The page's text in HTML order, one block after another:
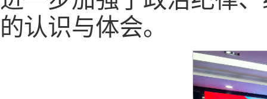
的认识与体会。